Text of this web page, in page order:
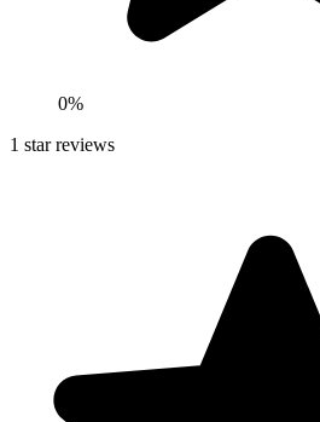
0%
1 star reviews